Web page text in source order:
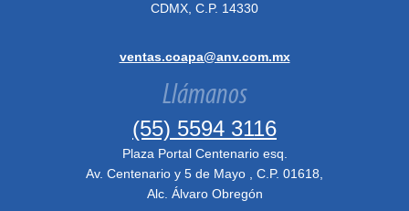
CDMX, C.P. 14330
ventas.coapa@anv.com.mx
Llámanos
(55) 5594 3116
Plaza Portal Centenario esq.
Av. Centenario y 5 de Mayo , C.P. 01618,
Alc. Álvaro Obregón